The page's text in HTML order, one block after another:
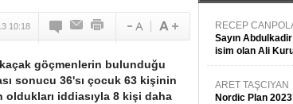
10:18
göçmenlerin bulunduğu
sonucu 36'sı çocuk 63 kişinin
oldukları iddiasıyla 8 kişi daha
RECEP
Sayın
isim olan Ali
danışıyorsunuz?
ARET TAŞCIYAN
Nordic Plan